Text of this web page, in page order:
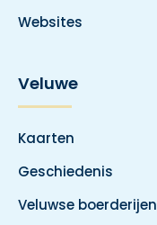
Websites
Veluwe
Kaarten
Geschiedenis
Veluwse boerderijen